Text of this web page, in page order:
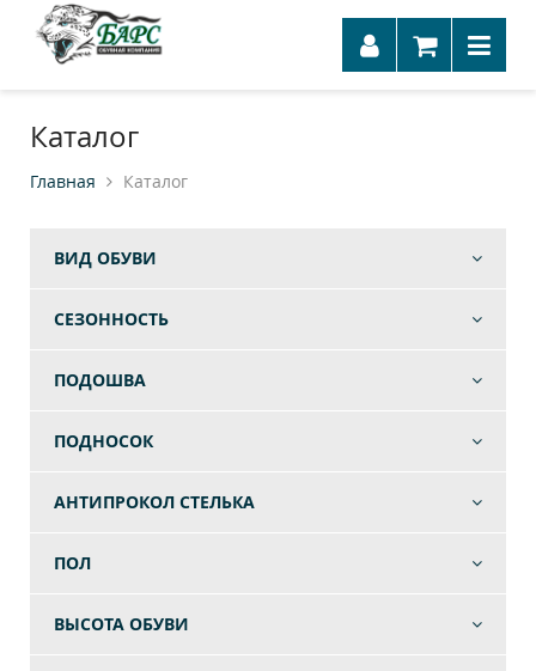
Каталог
Главная Каталог
ВИД ОБУВИ
СЕЗОННОСТЬ
ПОДОШВА
ПОДНОСОК
АНТИПРОКОЛ СТЕЛЬКА
ПОЛ
ВЫСОТА ОБУВИ